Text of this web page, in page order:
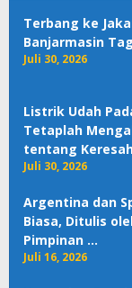
Terbang ke
Banjarmasin
Juli 30, 2026
Listrik Udah
Tetaplah
tentang
Juli 30, 2026
Argentina dan
Biasa, Ditulis
Pimpinan …
Juli 16, 2026